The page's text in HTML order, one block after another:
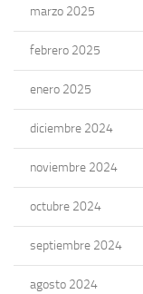
marzo 2025
febrero 2025
enero 2025
diciembre 2024
noviembre 2024
octubre 2024
septiembre 2024
agosto 2024